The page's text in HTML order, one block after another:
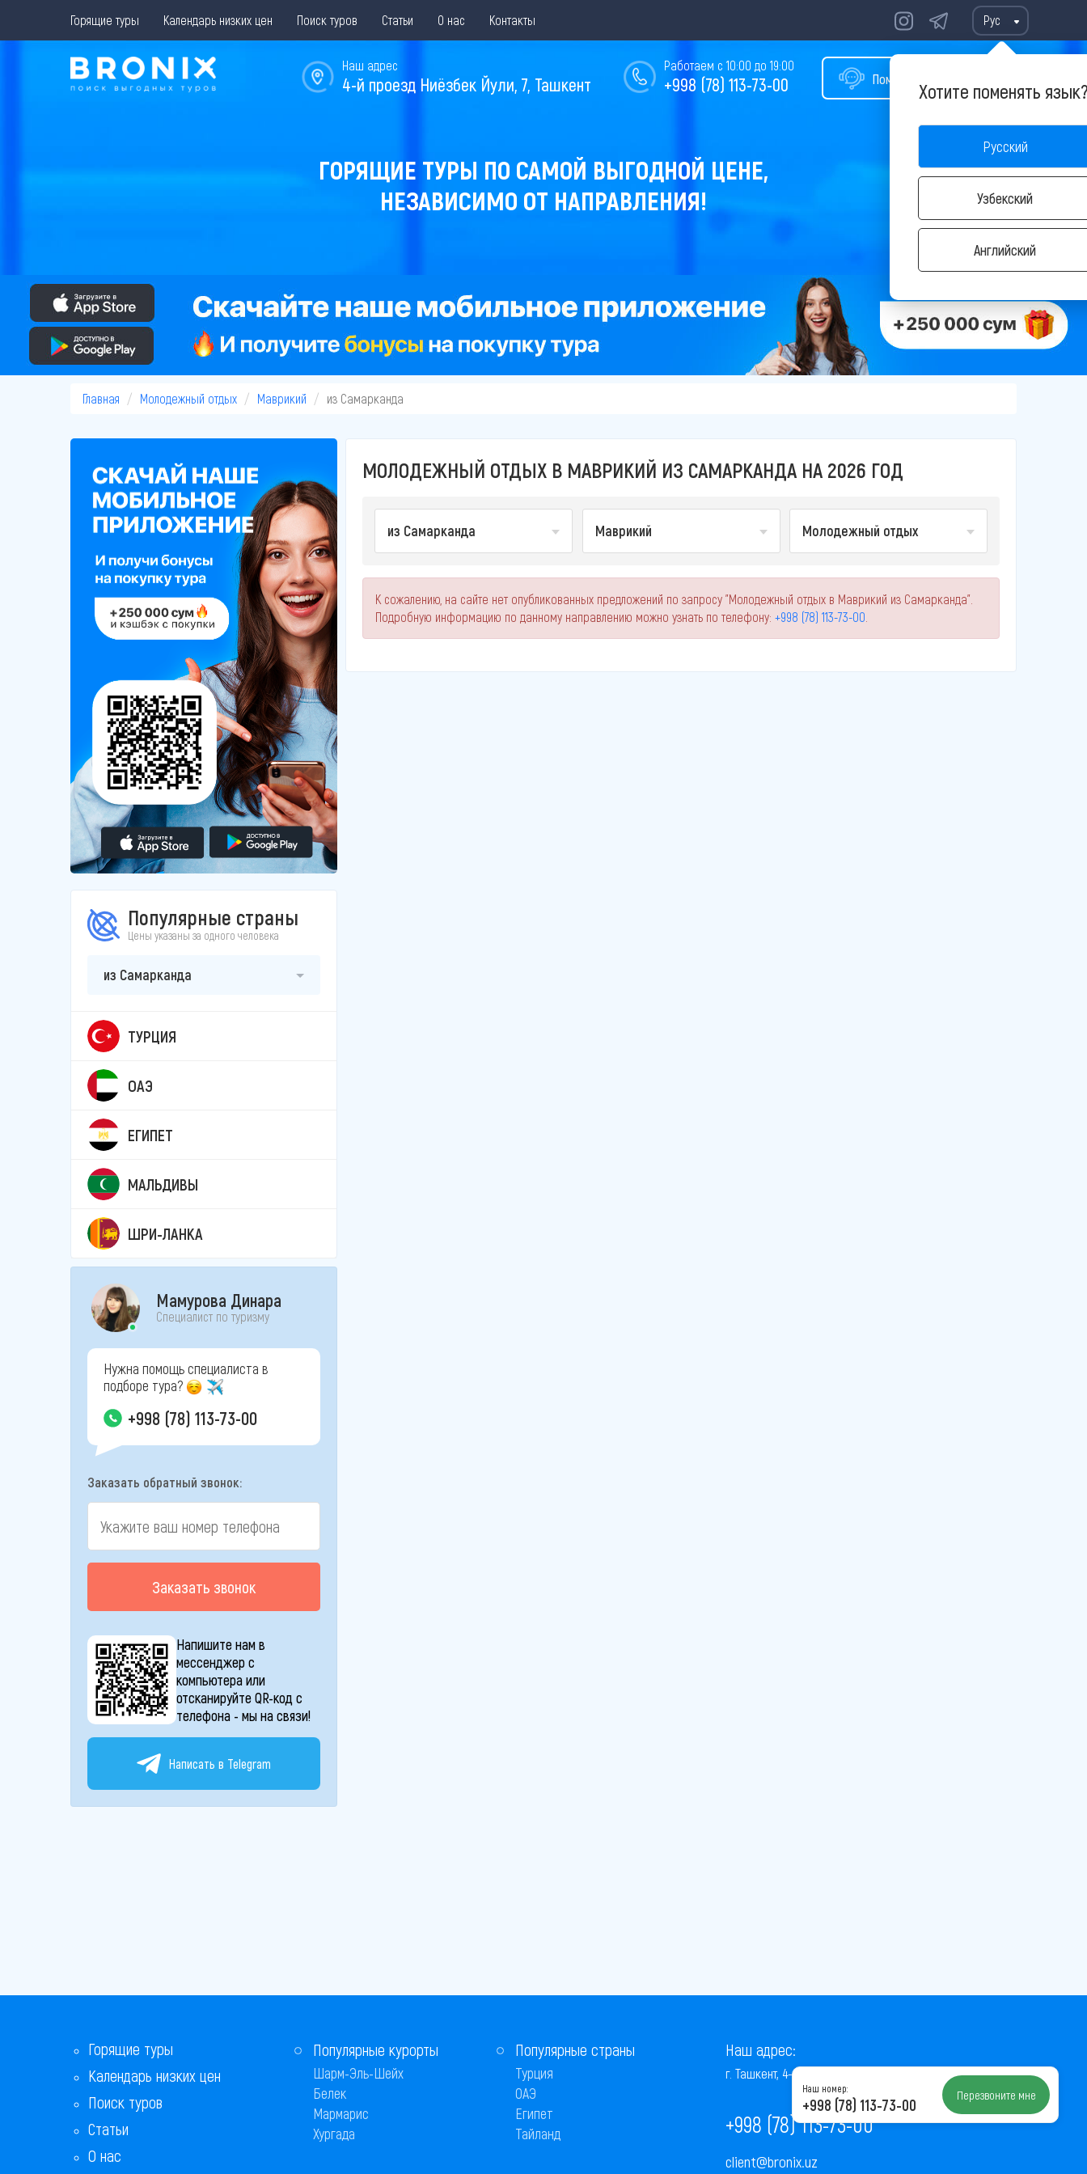
Горящие туры Календарь низких цен Поиск туров Статьи О нас Контакты Рус
Хотите поменять
Русский
Узбекский
Английский
Помощь в подборе тура
Работаем с 10:00 до 19:00
+998 (78) 113-73-00
Наш адрес
4-й проезд Ниёзбек Йули, 7, Ташкент
ГОРЯЩИЕ ТУРЫ ПО САМОЙ ВЫГОДНОЙ ЦЕНЕ,
НЕЗАВИСИМО ОТ НАПРАВЛЕНИЯ!
Главная Молодежный отдых Маврикий из Самарканда
Популярные страны
Цены указаны за одного человека
из Самарканда
ТУРЦИЯ
ОАЭ
ЕГИПЕТ
МАЛЬДИВЫ
ШРИ-ЛАНКА
Мамурова Динара
Специалист по туризму
Нужна помощь специалиста в
подборе тура?
+998 (78) 113-73-00
Заказать обратный звонок:
Заказать звонок
Напишите нам в
мессенджер с
компьютера или
отсканируйте QR-код с
телефона - мы на связи!
Написать в Telegram
МОЛОДЕЖНЫЙ ОТДЫХ В МАВРИКИЙ ИЗ САМАРКАНДА НА 2026 ГОД
из Самарканда Маврикий Молодежный отдых
К сожалению, на сайте нет опубликованных предложений по запросу "Молодежный отдых в Маврикий из Самарканда".
Подробную информацию по данному направлению можно узнать по телефону: +998 (78) 113-73-00
Горящие туры
Календарь низких цен
Поиск туров
Статьи
О нас
Популярные курорты
Шарм-Эль-Шейх
Белек
Мармарис
Хургада
Популярные страны
Турция
ОАЭ
Египет
Тайланд
Наш адрес:
г. Ташкент, 4-й проезд Ниёзбек Йули, 7
+998 (78) 113-73-00
client@bronix.uz
Наш номер:
+998 (78) 113-73-00 Перезвоните мне